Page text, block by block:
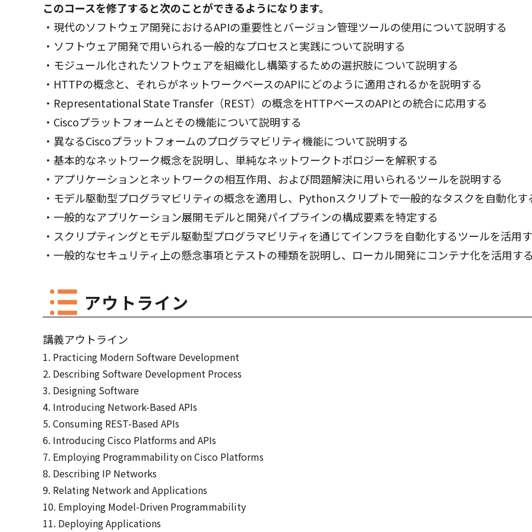
このコースを修了すると次のことができるようになります。
・現代のソフトウェア開発におけるAPIの重要性とバージョン管理ツールの使用について説明する
・ソフトウェア開発で用いられる一般的なプロセスと実践について説明する
・モジュール化されたソフトウェアを組織化し構築するための選択肢について説明する
・HTTPの概念と、それらがネットワークベースのAPIにどのように適用されるかを説明する
・Representational State Transfer（REST）の概念をHTTPベースのAPIとの統合に応用する
・Ciscoプラットフォームとその機能について説明する
・異なるCiscoプラットフォームのプログラマビリティ機能について説明する
・基本的なネットワーク概念を説明し、単純なネットワークトポロジーを解釈する
・アプリケーションとネットワークの相互作用、および問題解決に用いられるツールを説明する
・モデル駆動型プログラマビリティの概念を適用し、Pythonスクリプトで一般的なタスクを自動化す
・一般的なアプリケーション展開モデルと開発パイプラインの構成要素を特定する
・スクリプティングとモデル駆動型プログラマビリティを通じてインフラを自動化するツールを活用
・一般的なセキュリティ上の懸念事項とテストの種類を説明し、ローカル開発にコンテナ化を活用する
アウトライン
講義アウトライン
Practicing Modern Software Development
Describing Software Development Process
Designing Software
Introducing Network-Based APIs
Consuming REST-Based APIs
Introducing Cisco Platforms and APIs
Employing Programmability on Cisco Platforms
Describing IP Networks
Relating Network and Applications
Employing Model-Driven Programmability
Deploying Applications